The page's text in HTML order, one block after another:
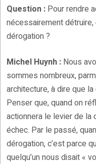
Question : Pour rendre
nécessairement
dérogation ?
Michel Huynh : Nous
sommes nombreux,
architecture, à dire que
Penser que, quand on
actionnera le levier de la
échec. Par le passé,
dérogation, c’est parce
quelqu’un nous disait «